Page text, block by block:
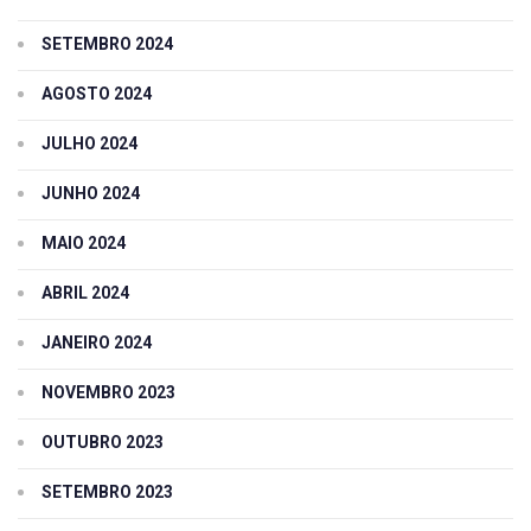
SETEMBRO 2024
AGOSTO 2024
JULHO 2024
JUNHO 2024
MAIO 2024
ABRIL 2024
JANEIRO 2024
NOVEMBRO 2023
OUTUBRO 2023
SETEMBRO 2023